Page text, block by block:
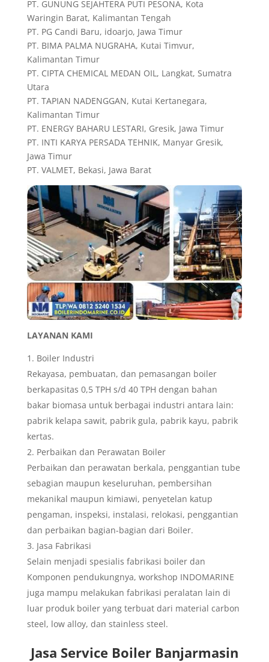
PT. GUNUNG SEJAHTERA PUTI PESONA, Kota
Waringin Barat, Kalimantan Tengah
PT. PG Candi Baru, idoarjo, Jawa Timur
PT. BIMA PALMA NUGRAHA, Kutai Timvur,
Kalimantan Timur
PT. CIPTA CHEMICAL MEDAN OIL, Langkat, Sumatra
Utara
PT. TAPIAN NADENGGAN, Kutai Kertanegara,
Kalimantan Timur
PT. ENERGY BAHARU LESTARI, Gresik, Jawa Timur
PT. INTI KARYA PERSADA TEHNIK, Manyar Gresik,
Jawa Timur
PT. VALMET, Bekasi, Jawa Barat
LAYANAN KAMI
Boiler Industri
Rekayasa, pembuatan, dan pemasangan boiler
berkapasitas 0,5 TPH s/d 40 TPH dengan bahan
bakar biomasa untuk berbagai industri antara lain:
pabrik kelapa sawit, pabrik gula, pabrik kayu, pabrik
kertas.
Perbaikan dan Perawatan Boiler
Perbaikan dan perawatan berkala, penggantian tube
sebagian maupun keseluruhan, pembersihan
mekanikal maupun kimiawi, penyetelan katup
pengaman, inspeksi, instalasi, relokasi, penggantian
dan perbaikan bagian-bagian dari Boiler.
Jasa Fabrikasi
Selain menjadi spesialis fabrikasi boiler dan
Komponen pendukungnya, workshop INDOMARINE
juga mampu melakukan fabrikasi peralatan lain di
luar produk boiler yang terbuat dari material carbon
steel, low alloy, dan stainless steel.
Jasa Service Boiler Banjarmasin